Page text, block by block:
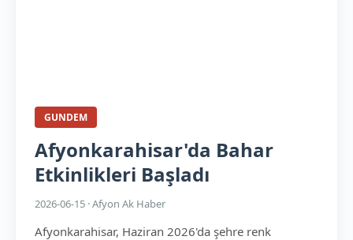
GUNDEM
Afyonkarahisar'da Bahar
Etkinlikleri Başladı
2026-06-15 · Afyon Ak Haber
Afyonkarahisar, Haziran 2026'da şehre renk